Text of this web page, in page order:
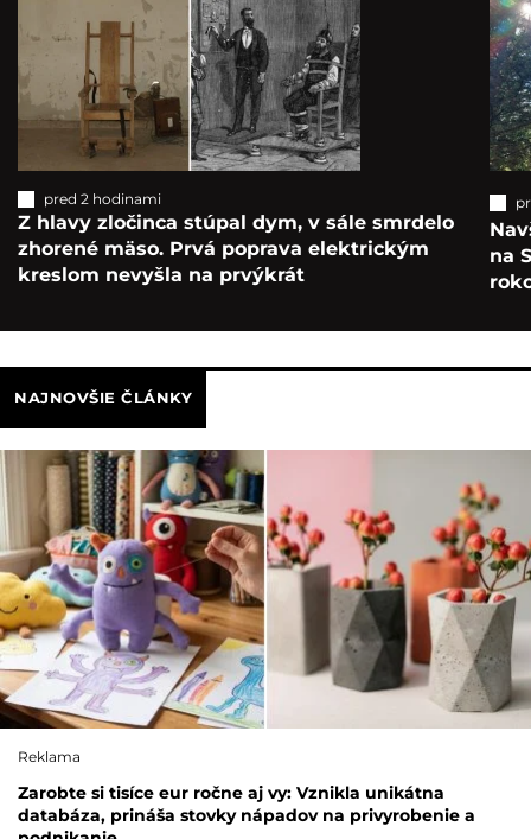
pred 2 hodinami
Z hlavy zločinca stúpal dym, v sále smrdelo
zhorené mäso. Prvá poprava elektrickým
kreslom nevyšla na prvýkrát
na
NAJNOVŠIE ČLÁNKY
Reklama
Zarobte si tisíce eur ročne aj vy: Vznikla unikátna
databáza, prináša stovky nápadov na privyrobenie a